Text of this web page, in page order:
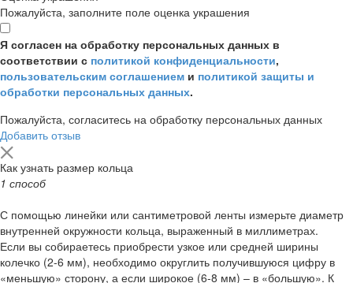
Пожалуйста, заполните поле оценка украшения
Я согласен на обработку персональных данных в
соответствии с политикой конфиденциальности,
пользовательским соглашением и политикой защиты и
обработки персональных данных.
Пожалуйста, согласитесь на обработку персональных данных
Добавить отзыв
Как узнать размер кольца
1 способ
С помощью линейки или сантиметровой ленты измерьте диаметр
внутренней окружности кольца, выраженный в миллиметрах.
Если вы собираетесь приобрести узкое или средней ширины
колечко (2-6 мм), необходимо округлить получившуюся цифру в
«меньшую» сторону, а если широкое (6-8 мм) – в «большую». К